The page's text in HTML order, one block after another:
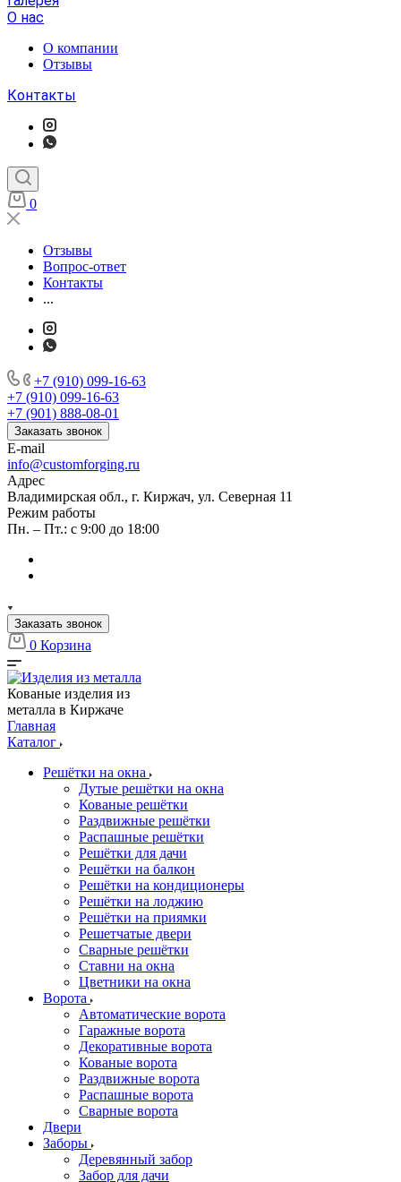
О нас
О компании
Отзывы
Контакты
0
Отзывы
Вопрос-ответ
Контакты
...
+7 (910) 099-16-63
+7 (910) 099-16-63
+7 (901) 888-08-01
Заказать звонок
E-mail
info@customforging.ru
Адрес
Владимирская обл., г. Киржач, ул. Северная 11
Режим работы
Пн. – Пт.: с 9:00 до 18:00
Заказать звонок
0 Корзина
Кованые изделия из
металла в Киржаче
Главная
Каталог
Решётки на окна
Дутые решётки на окна
Кованые решётки
Раздвижные решётки
Распашные решётки
Решётки для дачи
Решётки на балкон
Решётки на кондиционеры
Решётки на лоджию
Решётки на приямки
Решетчатые двери
Сварные решётки
Ставни на окна
Цветники на окна
Ворота
Автоматические ворота
Гаражные ворота
Декоративные ворота
Кованые ворота
Раздвижные ворота
Распашные ворота
Сварные ворота
Двери
Заборы
Деревянный забор
Забор для дачи